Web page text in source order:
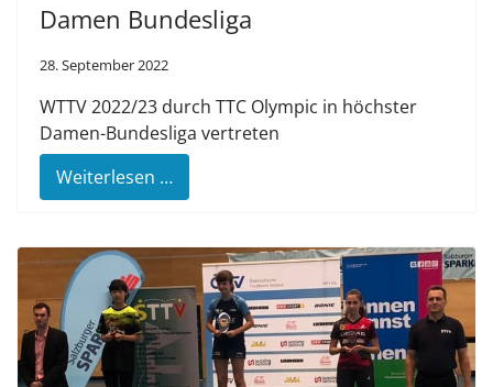
Damen Bundesliga
28. September 2022
WTTV 2022/23 durch TTC Olympic in höchster
Damen-Bundesliga vertreten
Weiterlesen …